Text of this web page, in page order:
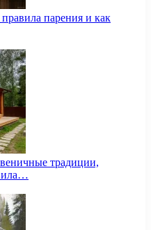
парения и как
традиции,